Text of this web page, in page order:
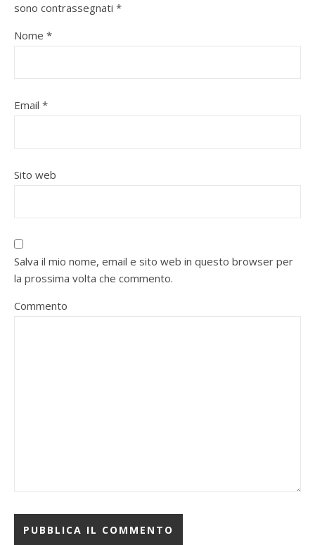
sono contrassegnati *
Nome *
Email *
Sito web
Salva il mio nome, email e sito web in questo browser per
la prossima volta che commento.
Commento